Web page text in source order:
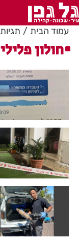
עמוד הבית תגיות
חולון פלילי